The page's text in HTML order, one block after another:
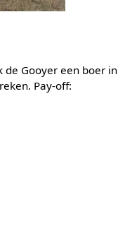
de Gooyer een boer in
Pay-off: